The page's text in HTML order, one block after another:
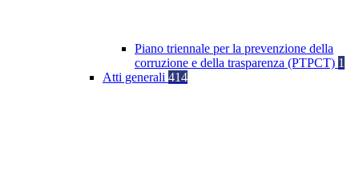
Piano triennale per la prevenzione della
corruzione e della trasparenza (PTPCT) 1
Atti generali 414